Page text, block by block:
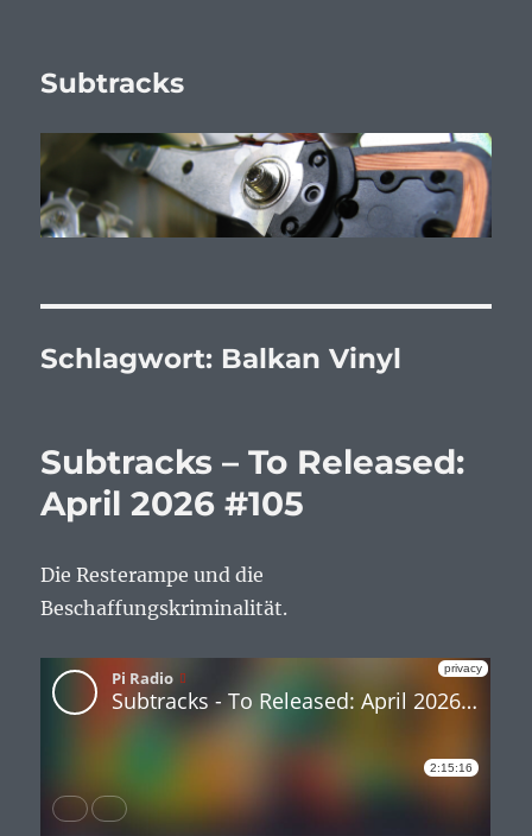
Subtracks
Schlagwort: Balkan Vinyl
Subtracks – To Released:
April 2026 #105
Die Resterampe und die
Beschaffungskriminalität.